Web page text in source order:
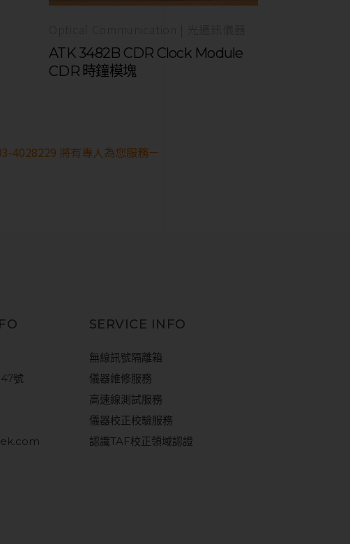
ATK 3482B CDR Clock Module
CDR 時鐘模塊
4028229 將有專人為您服務－
號
SERVICE INFO
無線訊號隔離箱
儀器維修服務
高速線測試服務
儀器校正校驗服務
認識TAF校正領域認證